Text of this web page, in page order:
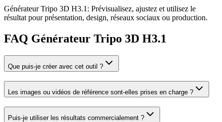
Générateur Tripo 3D H3.1: Prévisualisez, ajustez et utilisez le
résultat pour présentation, design, réseaux sociaux ou production.
FAQ Générateur Tripo 3D H3.1
Que puis-je créer avec cet outil ?
Les images ou vidéos de référence sont-elles prises en charge ?
Puis-je utiliser les résultats commercialement ?